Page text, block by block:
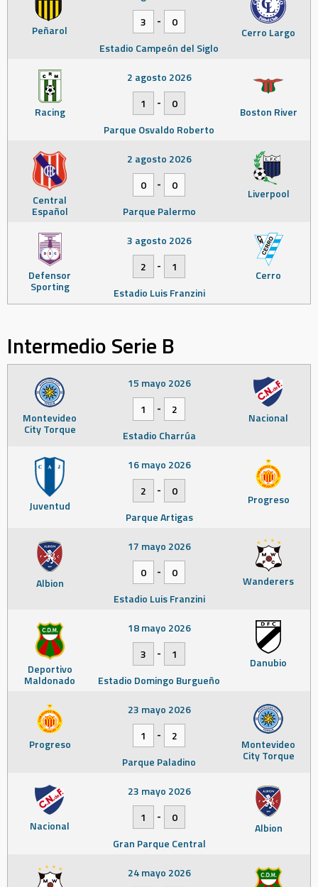
Peñarol Cerro Largo
3
-
0
Estadio Campeón del Siglo
Racing Boston River
2 agosto 2026
1
-
0
Parque Osvaldo Roberto
Central
Español
Liverpool
2 agosto 2026
0
-
0
Parque Palermo
Defensor
Sporting
Cerro
3 agosto 2026
2
-
1
Estadio Luis Franzini
Intermedio Serie B
Montevideo
City Torque
Nacional
15 mayo 2026
1
-
2
Estadio Charrúa
Juventud Progreso
16 mayo 2026
2
-
0
Parque Artigas
Albion Wanderers
17 mayo 2026
0
-
0
Estadio Luis Franzini
Deportivo
Maldonado
Danubio
18 mayo 2026
3
-
1
Estadio Domingo Burgueño
Progreso Montevideo
City Torque
23 mayo 2026
1
-
2
Parque Paladino
Nacional Albion
23 mayo 2026
1
-
0
Gran Parque Central
24 mayo 2026